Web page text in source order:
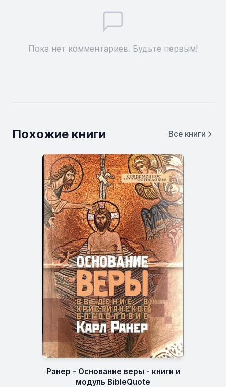
Пока нет комментариев. Будьте первым!
Похожие книги Все книги
Ранер - Основание веры - книги и
модуль BibleQuote